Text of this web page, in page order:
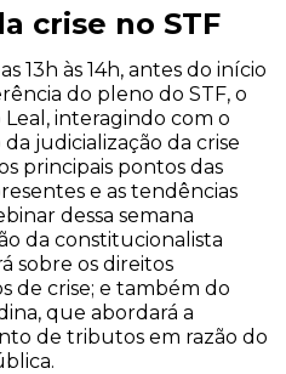
crise no STF
13h às 14h, antes do início
do pleno do STF, o
interagindo com o
judicialização da crise
principais pontos das
e as tendências
dessa semana
da constitucionalista
sobre os direitos
de crise; e também do
que abordará a
de tributos em razão do